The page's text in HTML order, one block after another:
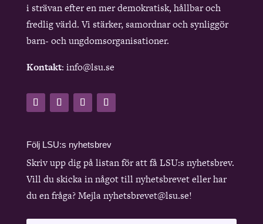
i strävan efter en mer demokratisk, hållbar och
fredlig värld. Vi stärker, samordnar och synliggör
barn- och ungdomsorganisationer.
Kontakt: info@lsu.se
Följ LSU:s nyhetsbrev
Skriv upp dig på listan för att få LSU:s nyhetsbrev.
Vill du skicka in något till nyhetsbrevet eller har
du en fråga? Mejla nyhetsbrevet@lsu.se!